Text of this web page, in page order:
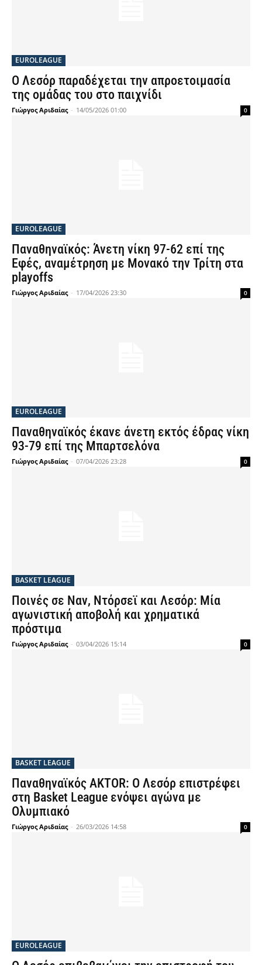
EUROLEAGUE
Ο Λεσόρ παραδέχεται την απροετοιμασία
της ομάδας του στο παιχνίδι
Γιώργος Αριδαίας - 14/05/2026 01:00 0
EUROLEAGUE
Παναθηναϊκός: Άνετη νίκη 97-62 επί της
Εφές, αναμέτρηση με Μονακό την Τρίτη στα
playoffs
Γιώργος Αριδαίας - 17/04/2026 23:30 0
EUROLEAGUE
Παναθηναϊκός έκανε άνετη εκτός έδρας νίκη
93-79 επί της Μπαρτσελόνα
Γιώργος Αριδαίας - 07/04/2026 23:28 0
BASKET LEAGUE
Ποινές σε Ναν, Ντόρσεϊ και Λεσόρ: Μία
αγωνιστική αποβολή και χρηματικά
πρόστιμα
Γιώργος Αριδαίας - 03/04/2026 15:14 0
BASKET LEAGUE
Παναθηναϊκός AKTOR: Ο Λεσόρ επιστρέφει
στη Basket League ενόψει αγώνα με
Ολυμπιακό
Γιώργος Αριδαίας - 26/03/2026 14:58 0
EUROLEAGUE